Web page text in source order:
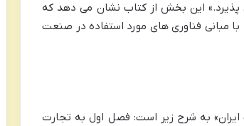
پذیرد.» این بخش از کتاب نشان می دهد که
مبانی فناوری های مورد استفاده در صنعت
به شرح زیر است: فصل اول به تجارت